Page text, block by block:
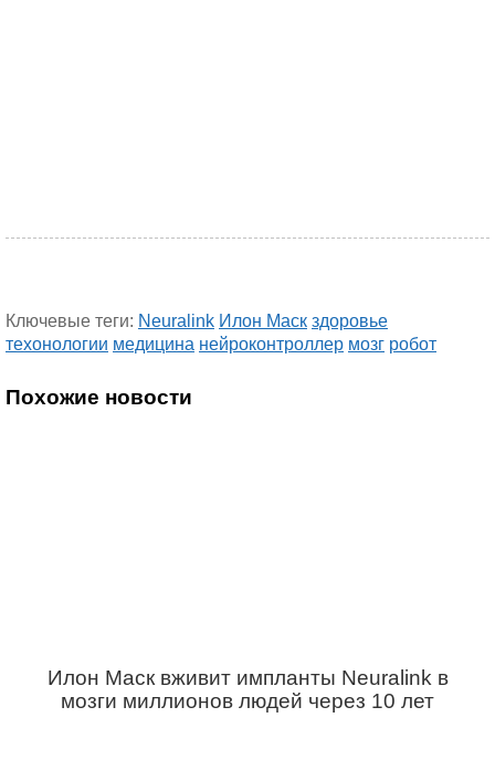
Ключевые теги: Neuralink Илон Маск здоровье
техонологии медицина нейроконтроллер мозг робот
Похожие новости
Илон Маск вживит импланты Neuralink в
мозги миллионов людей через 10 лет